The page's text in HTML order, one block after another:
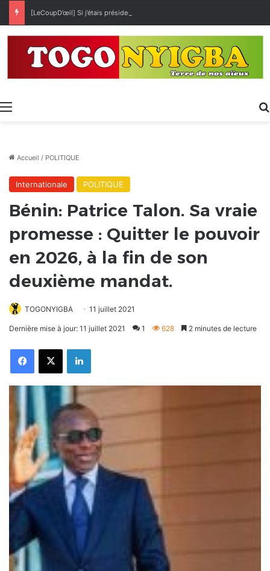
[LeCoupD’œil] Si j’étais président, ce que je ferai des « Évalas »
Menu
Accueil / POLITIQUE
Internationale POLITIQUE
Bénin: Patrice Talon. Sa vraie
promesse : Quitter le pouvoir
en 2026, à la fin de son
deuxième mandat.
TOGONYIGBA 11 juillet 2021
Dernière mise à jour: 11 juillet 2021 1 628 2 minutes de lecture
FacebookX Linkedin